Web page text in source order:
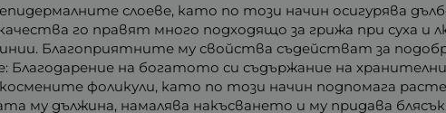
слоеве, като по този начин осигурява
го правят много подходящо за грижа при суха и
Благоприятните му свойства съдействат за
Благодарение на богатото си съдържание на
фоликули, като по този начин подпомага
му дължина, намалява накъсването и му придава